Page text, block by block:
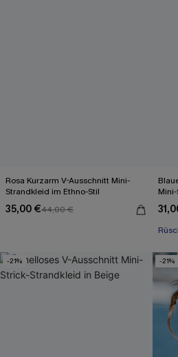
Rosa Kurzarm V-Ausschnitt Mini-
Strandkleid im Ethno-Stil
35,00 €44,00 €
-21% -21%